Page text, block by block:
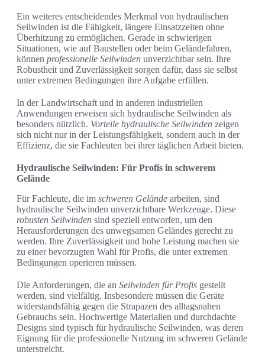
Ein weiteres entscheidendes Merkmal von hydraulischen
Seilwinden ist die Fähigkeit, längere Einsatzzeiten ohne
Überhitzung zu ermöglichen. Gerade in schwierigen
Situationen, wie auf Baustellen oder beim Geländefahren,
können professionelle Seilwinden unverzichtbar sein. Ihre
Robustheit und Zuverlässigkeit sorgen dafür, dass sie selbst
unter extremen Bedingungen ihre Aufgabe erfüllen.
In der Landwirtschaft und in anderen industriellen
Anwendungen erweisen sich hydraulische Seilwinden als
besonders nützlich. Vorteile hydraulische Seilwinden zeigen
sich nicht nur in der Leistungsfähigkeit, sondern auch in der
Effizienz, die sie Fachleuten bei ihrer täglichen Arbeit bieten.
Hydraulische Seilwinden: Für Profis in schwerem
Gelände
Für Fachleute, die im schweren Gelände arbeiten, sind
hydraulische Seilwinden unverzichtbare Werkzeuge. Diese
robusten Seilwinden sind speziell entworfen, um den
Herausforderungen des unwegsamen Geländes gerecht zu
werden. Ihre Zuverlässigkeit und hohe Leistung machen sie
zu einer bevorzugten Wahl für Profis, die unter extremen
Bedingungen operieren müssen.
Die Anforderungen, die an Seilwinden für Profis gestellt
werden, sind vielfältig. Insbesondere müssen die Geräte
widerstandsfähig gegen die Strapazen des alltagsnahen
Gebrauchs sein. Hochwertige Materialien und durchdachte
Designs sind typisch für hydraulische Seilwinden, was deren
Eignung für die professionelle Nutzung im schweren Gelände
unterstreicht.